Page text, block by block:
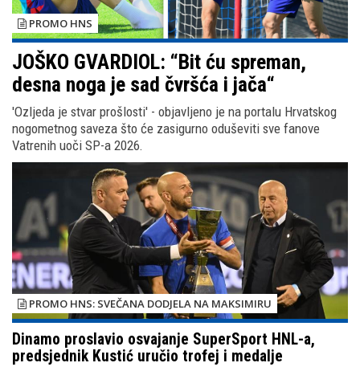
PROMO HNS
JOŠKO GVARDIOL: “Bit ću spreman,
desna noga je sad čvršća i jača“
'Ozljeda je stvar prošlosti' - objavljeno je na portalu Hrvatskog
nogometnog saveza što će zasigurno oduševiti sve fanove
Vatrenih uoči SP-a 2026.
PROMO HNS: SVEČANA DODJELA NA MAKSIMIRU
Dinamo proslavio osvajanje SuperSport HNL-a,
predsjednik Kustić uručio trofej i medalje